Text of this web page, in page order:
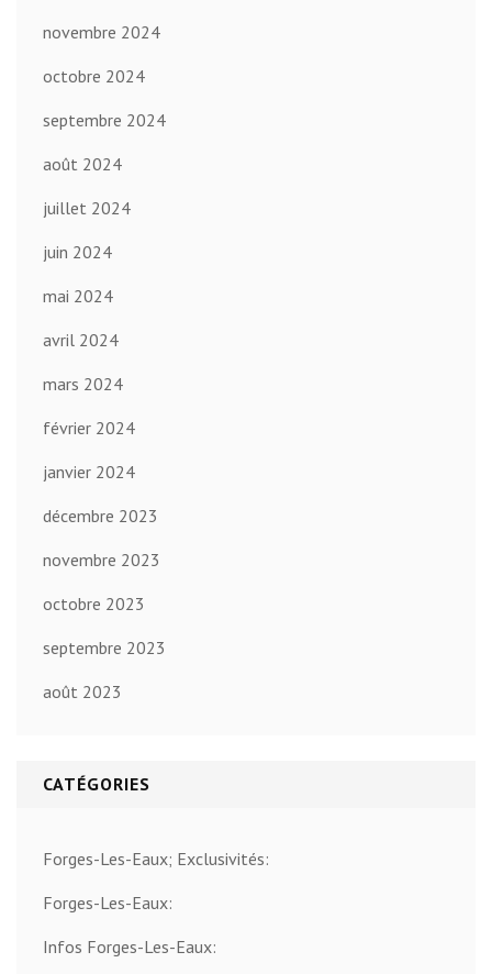
novembre 2024
octobre 2024
septembre 2024
août 2024
juillet 2024
juin 2024
mai 2024
avril 2024
mars 2024
février 2024
janvier 2024
décembre 2023
novembre 2023
octobre 2023
septembre 2023
août 2023
CATÉGORIES
Forges-Les-Eaux; Exclusivités:
Forges-Les-Eaux:
Infos Forges-Les-Eaux: